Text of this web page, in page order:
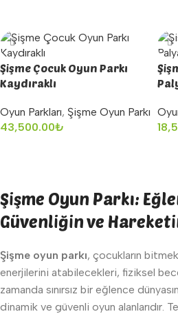
Şişme Çocuk Oyun Parkı
Kaydıraklı
Oyun Parkları, Şişme Oyun Parkı
43,500.00₺
Şişme Oyun Parkı:
Güvenliğin ve
Şişme oyun parkı, çocukların
enerjilerini atabilecekleri, fiziksel
zamanda sınırsız bir eğlence
dinamik ve güvenli oyun alanlarıdır.